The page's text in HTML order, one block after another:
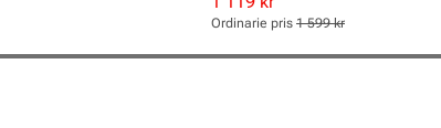
pris
Pris
pris
Pris
Ordinarie pris 1 599 kr